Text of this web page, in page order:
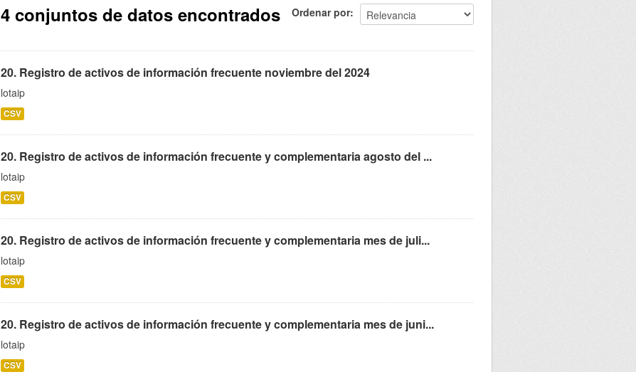
Ordenar por
4 conjuntos de datos encontrados
20. Registro de activos de información frecuente noviembre del 2024
lotaip
CSV
20. Registro de activos de información frecuente y complementaria agosto del ...
lotaip
CSV
20. Registro de activos de información frecuente y complementaria mes de juli...
lotaip
CSV
20. Registro de activos de información frecuente y complementaria mes de juni...
lotaip
CSV